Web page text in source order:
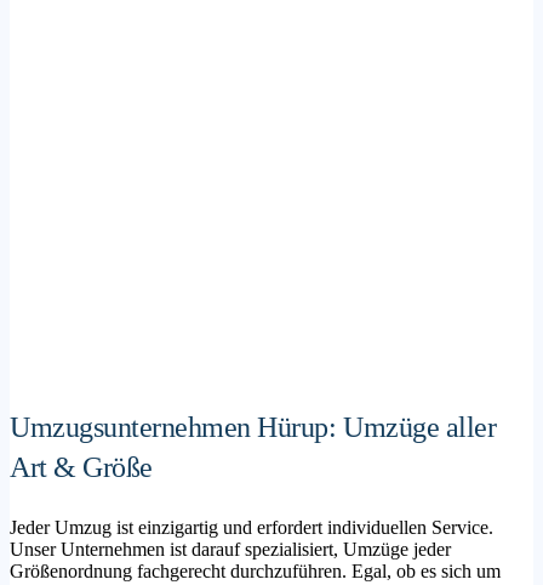
Umzugsunternehmen Hürup: Umzüge aller
Art & Größe
Jeder Umzug ist einzigartig und erfordert individuellen Service.
Unser Unternehmen ist darauf spezialisiert, Umzüge jeder
Größenordnung fachgerecht durchzuführen. Egal, ob es sich um